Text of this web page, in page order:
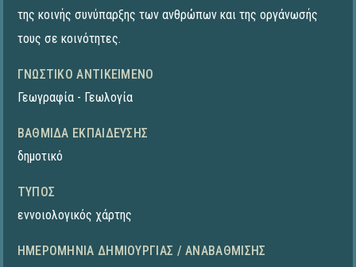
της κοινής συνύπαρξης των ανθρώπων και της οργάνωσής
τους σε κοινότητες.
ΓΝΩΣΤΙΚΌ ΑΝΤΙΚΕΊΜΕΝΟ
Γεωγραφία - Γεωλογία
ΒΑΘΜΊΔΑ ΕΚΠΑΊΔΕΥΣΗΣ
δημοτικό
ΤΎΠΟΣ
εννοιολογικός χάρτης
ΗΜΕΡΟΜΗΝΊΑ ΔΗΜΙΟΥΡΓΊΑΣ / ΑΝΑΒΆΘΜΙΣΗΣ